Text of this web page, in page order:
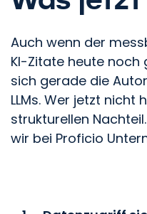
Auch wenn der
KI-Zitate heute noch
sich gerade die
LLMs. Wer jetzt
strukturellen
wir bei Proficio